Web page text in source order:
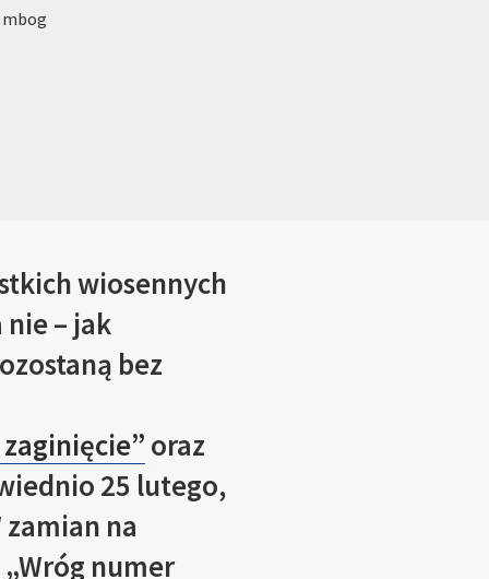
wiosennych
– jak
bez
zaginięcie” oraz
25 lutego,
na
„Wróg numer